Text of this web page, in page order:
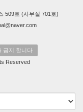
509호 (사무실 701호)
금지 합니다
Reserved